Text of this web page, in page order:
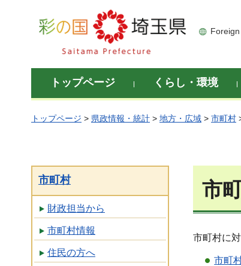
彩の国 埼玉県
トップページ くらし・環境
トップページ > 県政情報・統計 > 地方・広域 > 市町村
市町村
財政担当から
市町村情報
住民の方へ
市
市町村に
市町